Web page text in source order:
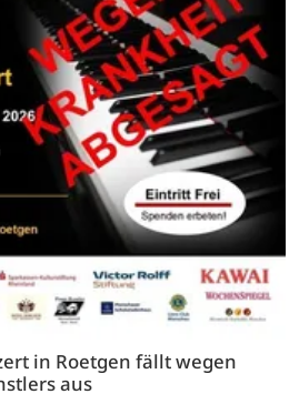
in Roetgen fällt wegen
aus